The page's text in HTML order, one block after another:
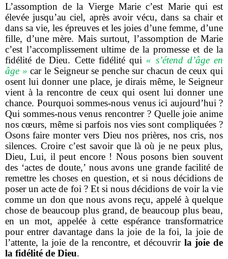
L’assomption de la Vierge Marie c’est Marie qui est
élevée jusqu’au ciel, après avoir vécu, dans sa chair et
dans sa vie, les épreuves et les joies d’une femme, d’une
fille, d’une mère. Mais surtout, l’assomption de Marie
c’est l’accomplissement ultime de la promesse et de la
fidélité de Dieu. Cette fidélité qui « s’étend d’âge en
âge » car le Seigneur se penche sur chacun de ceux qui
osent lui donner une place, je dirais même, le Seigneur
vient à la rencontre de ceux qui osent lui donner une
chance. Pourquoi sommes-nous venus ici aujourd’hui ?
Qui sommes-nous venus rencontrer ? Quelle joie anime
nos cœurs, même si parfois nos vies sont compliquées ?
Osons faire monter vers Dieu nos prières, nos cris, nos
silences. Croire c’est savoir que là où je ne peux plus,
Dieu, Lui, il peut encore ! Nous posons bien souvent
des ‘actes de doute,’ nous avons une grande facilité de
remettre les choses en question, et si nous décidions de
poser un acte de foi ? Et si nous décidions de voir la vie
comme un don que nous avons reçu, appelé à quelque
chose de beaucoup plus grand, de beaucoup plus beau,
en un mot, appelée à cette espérance transformatrice
pour entrer davantage dans la joie de la foi, la joie de
l’attente, la joie de la rencontre, et découvrir la joie de
la fidélité de Dieu.